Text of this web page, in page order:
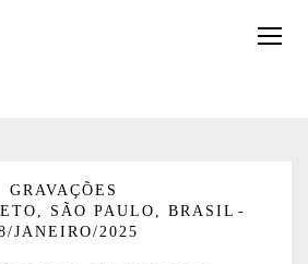
GRAVAÇÕES
SÃO PAULO, BRASIL
JANEIRO/2025